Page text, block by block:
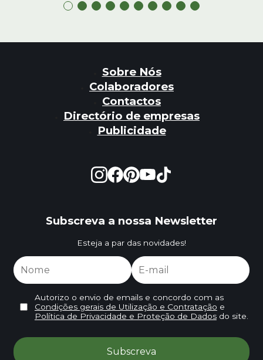
Sobre Nós
Colaboradores
Contactos
Directório de empresas
Publicidade
Subscreva a nossa Newsletter
Esteja a par das novidades!
Autorizo o envio de emails e concordo com as
Condições gerais de Utilização e Contratação e
Política de Privacidade e Proteção de Dadosdo site.